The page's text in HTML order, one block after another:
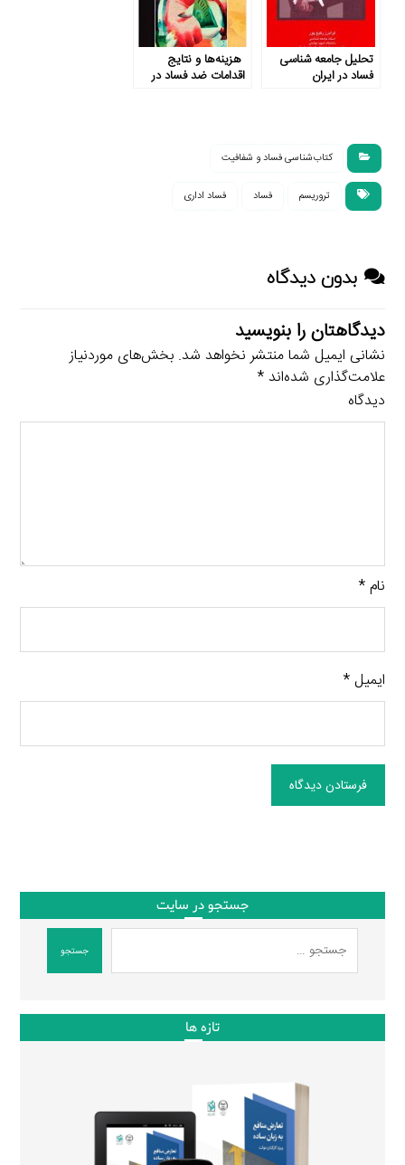
تحلیل جامعه شناسی
فساد در ایران
هزینه‌ها و نتایج
اقدامات ضد فساد در
کتاب‌شناسی فساد و شفافیت
تروریسم فساد فساد اداری
بدون دیدگاه
دیدگاهتان را بنویسید
نشانی ایمیل شما منتشر نخواهد شد. بخش‌های موردنیاز
علامت‌گذاری شده‌اند*
دیدگاه
نام*
ایمیل*
فرستادن دیدگاه
جستجو در سایت
جستجو
تازه ها